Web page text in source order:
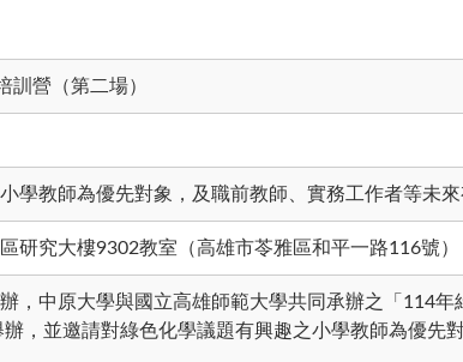
訓營（第二場）
學教師為優先對象，及職前教師、實務工作者等未
研究大樓9302教室（高雄市苓雅區和平一路116號）
，中原大學與國立高雄師範大學共同承辦之「114
，並邀請對綠色化學議題有興趣之小學教師為優先